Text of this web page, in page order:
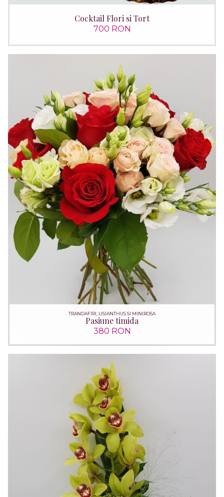
Cocktail Flori si Tort
700 RON
TRANDAFIRI, LISIANTHUS SI MINIROSA
Pasiune timida
380 RON